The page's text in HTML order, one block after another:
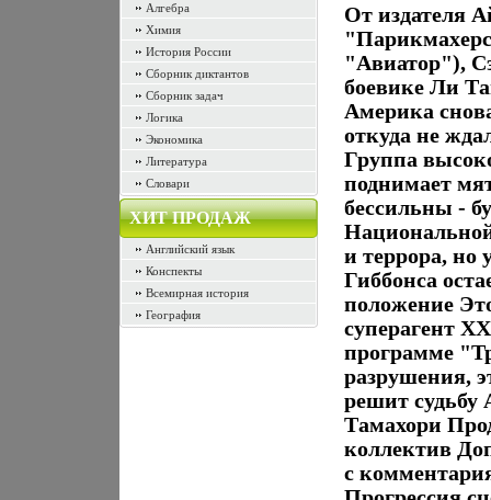
Алгебра
Химия
История России
Сборник диктантов
Сборник задач
Логика
Экономика
Литература
Словари
ХИТ ПРОДАЖ
Английский язык
Конспекты
Всемирная история
География
От издателя
"Авиатор"),
боевике Ли
Америка
откуда не
Группа
поднимает
бессильны -
и террора,
Гиббонса
положение
суперагент
программе
разрушения,
решит
Тамахори
коллектив
с